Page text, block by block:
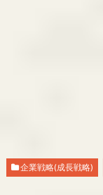
企業戦略(成長戦略)